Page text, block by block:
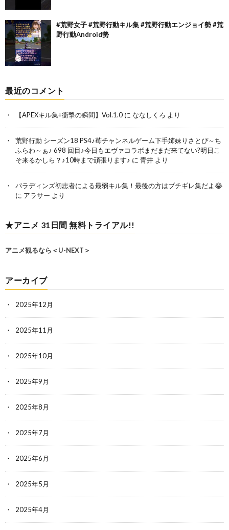
#荒野女子 #荒野行動キル集 #荒野行動エンジョイ勢 #荒
野行動Android勢
最近のコメント
【APEXキル集+衝撃の瞬間】Vol.1.0 に ななしくろ より
荒野行動 シーズン18 PS4♪苺チャンネルゲーム下手姉妹りさとぴ～ち
ふらわ～ぁ♪ 698 回目♪今日もエヴァコラボまだまだ来てない?明日こ
そ来るかしら？♪10時まで頑張ります♪ に 青井 より
パラディンズ初志者による最弱キル集！最後の方はブチギレ集だよ😂
に アラサー より
★アニメ 31日間 無料トライアル!!
アニメ観るなら＜U-NEXT＞
アーカイブ
2025年12月
2025年11月
2025年10月
2025年9月
2025年8月
2025年7月
2025年6月
2025年5月
2025年4月